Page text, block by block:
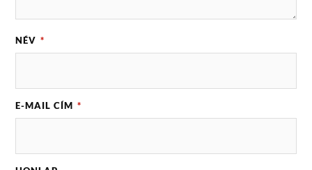
NÉV *
E-MAIL CÍM *